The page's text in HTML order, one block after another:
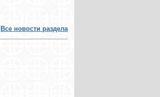
Все новости раздела